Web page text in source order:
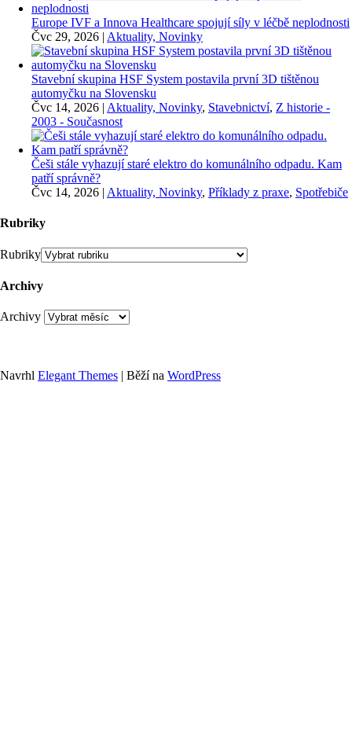
Europe IVF a Innova Healthcare spojují síly v léčbě neplodnosti
Čvc 29, 2026 | Aktuality, Novinky
Stavební skupina HSF System postavila první 3D tištěnou
automyčku na Slovensku
Čvc 14, 2026 | Aktuality, Novinky, Stavebnictví, Z historie -
2003 - Současnost
Češi stále vyhazují staré elektro do komunálního odpadu. Kam
patří správně?
Čvc 14, 2026 | Aktuality, Novinky, Příklady z praxe, Spotřebiče
Rubriky
Rubriky
Archivy
Archivy
Navrhl Elegant Themes | Běží na WordPress